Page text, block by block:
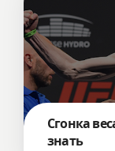
Сгонка
знать